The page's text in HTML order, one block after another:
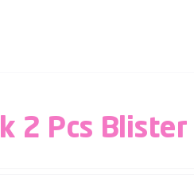
2 Pcs Blister